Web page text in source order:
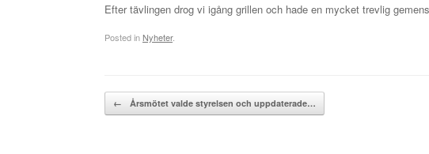
Efter tävlingen drog vi igång grillen och hade en mycket trevlig
Posted in Nyheter.
Post navigation
← Årsmötet valde styrelsen och uppdaterade…